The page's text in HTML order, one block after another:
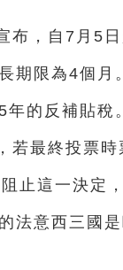
布，自7月5
期限為4個
的反補貼稅。
若最終投票
止這一決定
法意西三國